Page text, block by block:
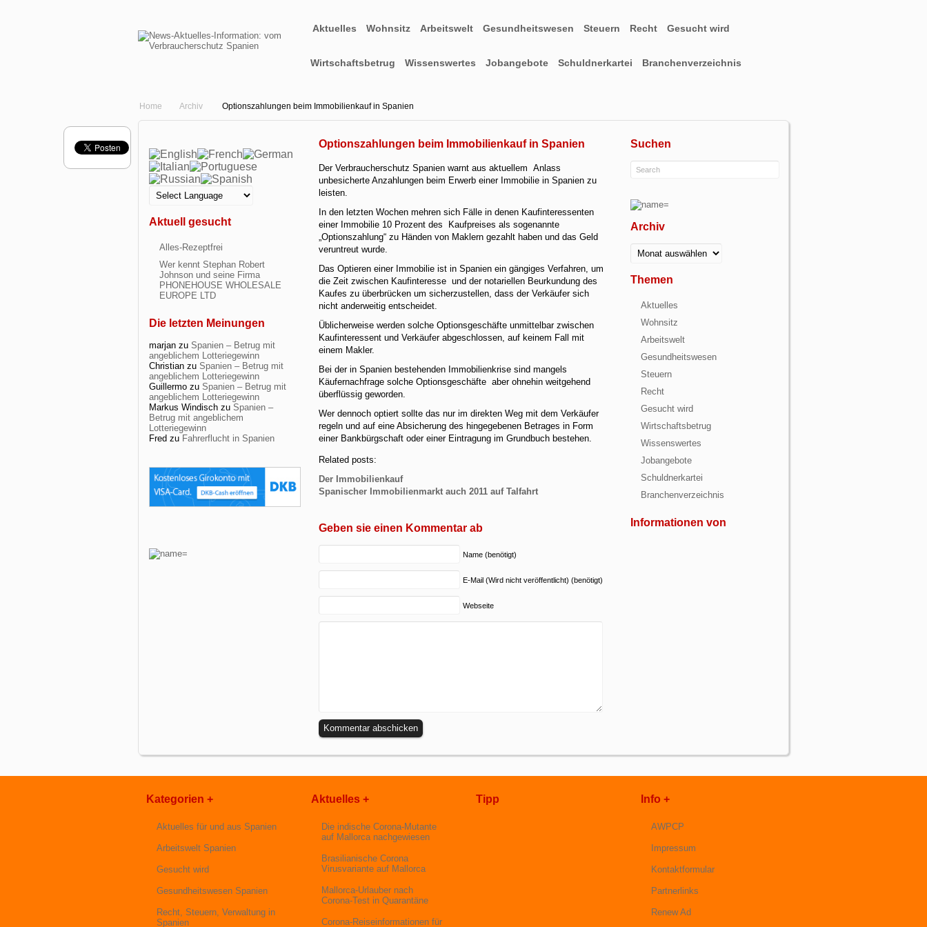
Aktuelles Wohnsitz Arbeitswelt Gesundheitswesen Steuern Recht Gesucht wird
Wirtschaftsbetrug Wissenswertes Jobangebote Schuldnerkartei Branchenverzeichnis
Home Archiv Optionszahlungen beim Immobilienkauf in Spanien
Aktuell gesucht
Alles-Rezeptfrei
Wer kennt Stephan Robert
Johnson und seine Firma
PHONEHOUSE WHOLESALE
EUROPE LTD
Die letzten Meinungen
marjan zu Spanien – Betrug mit
angeblichem Lotteriegewinn
Christian zu Spanien – Betrug mit
angeblichem Lotteriegewinn
Guillermo zu Spanien – Betrug mit
angeblichem Lotteriegewinn
Markus Windisch zu Spanien –
Betrug mit angeblichem
Lotteriegewinn
Fred zu Fahrerflucht in Spanien
Suchen
Archiv
Archiv
Themen
Aktuelles
Wohnsitz
Arbeitswelt
Gesundheitswesen
Steuern
Recht
Gesucht wird
Wirtschaftsbetrug
Wissenswertes
Jobangebote
Schuldnerkartei
Branchenverzeichnis
Informationen von
Optionszahlungen beim Immobilienkauf in Spanien
Der Verbraucherschutz Spanien warnt aus aktuellem Anlass
unbesicherte Anzahlungen beim Erwerb einer Immobilie in Spanien zu
leisten.
In den letzten Wochen mehren sich Fälle in denen Kaufinteressenten
einer Immobilie 10 Prozent des Kaufpreises als sogenannte
„Optionszahlung“ zu Händen von Maklern gezahlt haben und das Geld
veruntreut wurde.
Das Optieren einer Immobilie ist in Spanien ein gängiges Verfahren, um
die Zeit zwischen Kaufinteresse und der notariellen Beurkundung des
Kaufes zu überbrücken um sicherzustellen, dass der Verkäufer sich
nicht anderweitig entscheidet.
Üblicherweise werden solche Optionsgeschäfte unmittelbar zwischen
Kaufinteressent und Verkäufer abgeschlossen, auf keinem Fall mit
einem Makler.
Bei der in Spanien bestehenden Immobilienkrise sind mangels
Käufernachfrage solche Optionsgeschäfte aber ohnehin weitgehend
überflüssig geworden.
Wer dennoch optiert sollte das nur im direkten Weg mit dem Verkäufer
regeln und auf eine Absicherung des hingegebenen Betrages in Form
einer Bankbürgschaft oder einer Eintragung im Grundbuch bestehen.
Related posts:
Der Immobilienkauf
Spanischer Immobilienmarkt auch 2011 auf Talfahrt
Geben sie einen Kommentar ab
Name (benötigt)
E-Mail (Wird nicht veröffentlicht) (benötigt)
Webseite
Kategorien +
Aktuelles für und aus Spanien
Arbeitswelt Spanien
Gesucht wird
Gesundheitswesen Spanien
Recht, Steuern, Verwaltung in
Spanien
Aktuelles +
Die indische Corona-Mutante
auf Mallorca nachgewiesen
Brasilianische Corona
Virusvariante auf Mallorca
Mallorca-Urlauber nach
Corona-Test in Quarantäne
Corona-Reiseinformationen für
Tipp Info +
AWPCP
Impressum
Kontaktformular
Partnerlinks
Renew Ad